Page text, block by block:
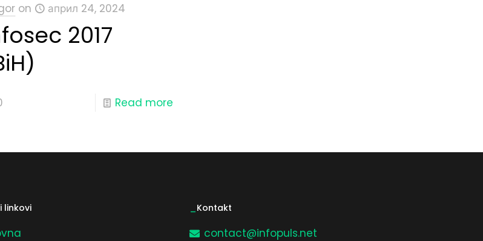
on април 24, 2024
2017
Read more
linkovi Kontakt
contact@infopuls.net